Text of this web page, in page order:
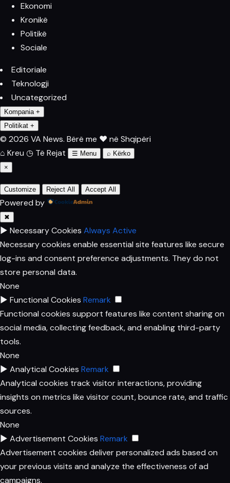
Ekonomi
Kronikë
Politikë
Sociale
Editoriale
Teknologji
Uncategorized
Kompania +
Politikat +
© 2026 VA News. Bërë me ♥ në Shqipëri
⌂ Kreu ◷ Të Rejat ☰ Menu ⌕ Kërko
×
Customize Reject All Accept All
Powered by
✖
► Necessary Cookies Always Active
Necessary cookies enable essential site features like secure
log-ins and consent preference adjustments. They do not
store personal data.
None
► Functional Cookies Remark
Functional cookies support features like content sharing on
social media, collecting feedback, and enabling third-party
tools.
None
► Analytical Cookies Remark
Analytical cookies track visitor interactions, providing
insights on metrics like visitor count, bounce rate, and traffic
sources.
None
► Advertisement Cookies Remark
Advertisement cookies deliver personalized ads based on
your previous visits and analyze the effectiveness of ad
campaigns.